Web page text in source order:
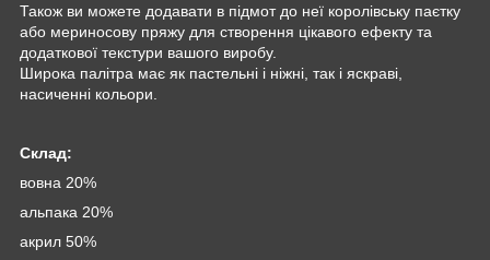
Також ви можете додавати в підмот до неї королівську паєтку
або мериносову пряжу для створення цікавого ефекту та
додаткової текстури вашого виробу.
Широка палітра має як пастельні і ніжні, так і яскраві,
насиченні кольори.
Склад:
вовна 20%
альпака 20%
акрил 50%